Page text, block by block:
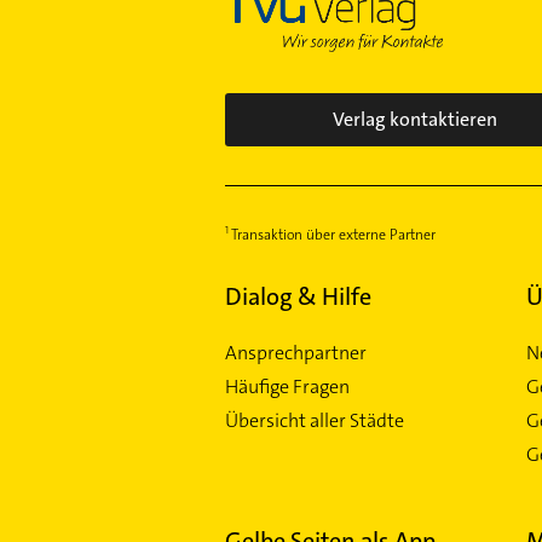
Niederrad
Niederursel
Nordend-West
Oberrad
Ostend
Rödelheim
Schwanheim
Seckbach
Sindlingen
Westend-Nord
Verlag kontaktieren
Transaktion über externe Partner
Dialog & Hilfe
Ansprechpartner
Häufige Fragen
Übersicht aller Städte